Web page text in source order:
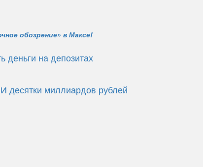
обозрение» в Максе!
деньги на депозитах
десятки миллиардов рублей